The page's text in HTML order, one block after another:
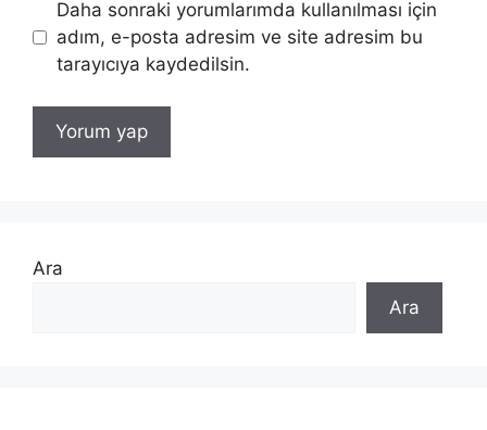
Daha sonraki yorumlarımda kullanılması için
adım, e-posta adresim ve site adresim bu
tarayıcıya kaydedilsin.
Ara
Ara